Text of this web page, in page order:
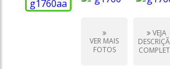
VER MAIS
FOTOS
VEJA